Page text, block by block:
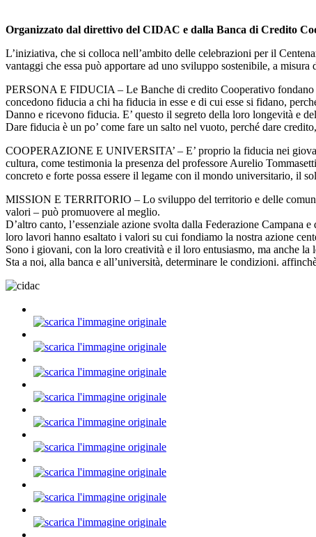
Organizzato dal direttivo del CIDAC e dalla Banca di Credito
L’iniziativa, che si colloca nell’ambito delle celebrazioni per il
vantaggi che essa può apportare ad uno sviluppo sostenibile, a
PERSONA E FIDUCIA – Le Banche di credito Cooperativo fondano
concedono fiducia a chi ha fiducia in esse e di cui esse si fidano,
Danno e ricevono fiducia. E’ questo il segreto della loro longevità e
Dare fiducia è un po’ come fare un salto nel vuoto, perché dare
COOPERAZIONE E UNIVERSITA’ – E’ proprio la fiducia nei
cultura, come testimonia la presenza del professore Aurelio
concreto e forte possa essere il legame con il mondo universitario, il
MISSION E TERRITORIO – Lo sviluppo del territorio e delle
valori – può promuovere al meglio.
D’altro canto, l’essenziale azione svolta dalla Federazione
loro lavori hanno esaltato i valori su cui fondiamo la nostra azione
Sono i giovani, con la loro creatività e il loro entusiasmo, ma anche
Sta a noi, alla banca e all’università, determinare le condizioni.